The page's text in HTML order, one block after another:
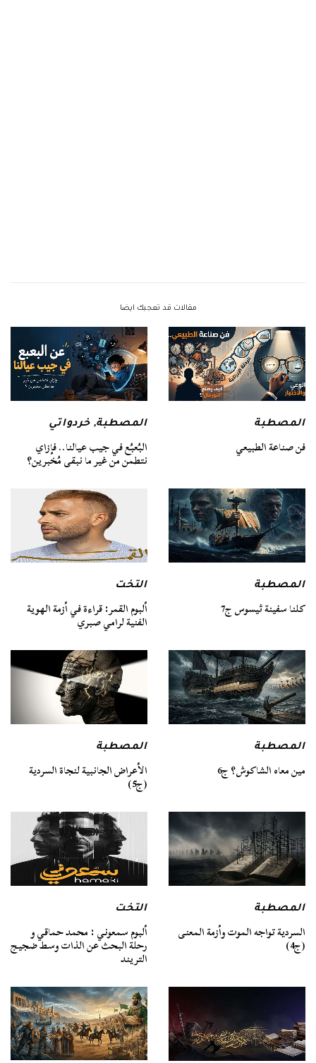
مقالات قد تعجبك ايضا
المصطبة
فن صناعة الطبيعي
المصطبة,خردواتي
البُعبُع في جيب عيالنا.. فإزاي
نتطمن من غير ما نبقى مُخبرين؟
المصطبة
كلنا سفينة ثيسوس ج7
التخت
ألبوم القمر: قراءة في أزمة الهوية
الفنية لرامي صبري
المصطبة
مين معاه الشاكوش؟ ج6
المصطبة
الأعراض الجانبية لنجاة السردية
(ج5)
المصطبة
السردية تواجه الموت وأزمة المعنى
(ج4)
التخت
ألبوم سمعوني : محمد حماقي و
رحلة البحث عن الذات وسط ضجيج
التريند